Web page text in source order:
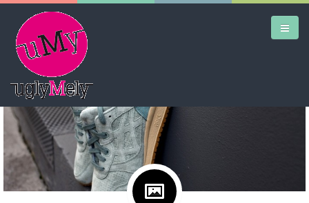
DAILY KICKS
AIRTRAINERPEDIA
STREET ART